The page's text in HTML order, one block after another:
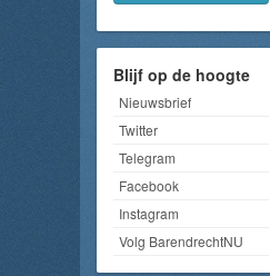
Blijf op de hoogte
Nieuwsbrief
Twitter
Telegram
Facebook
Instagram
Volg BarendrechtNU